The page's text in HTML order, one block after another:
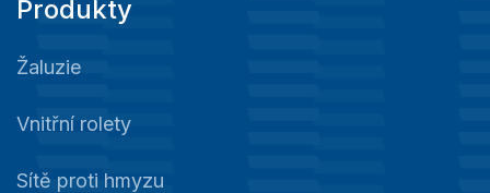
Produkty
Žaluzie
Vnitřní rolety
Sítě proti hmyzu